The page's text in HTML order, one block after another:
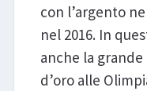
con l’argento
nel 2016. In
anche la
d’oro alle